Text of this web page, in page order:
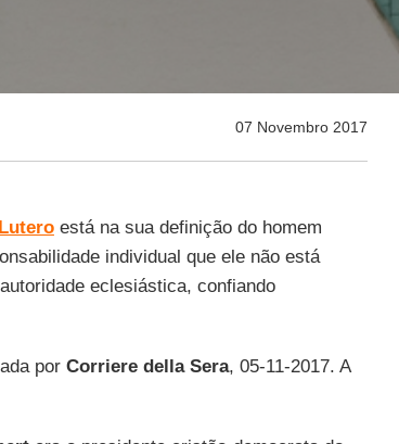
07 Novembro 2017
está na sua definição do homem
individual que ele não está
eclesiástica, confiando
por Corriere della Sera, 05-11-2017. A